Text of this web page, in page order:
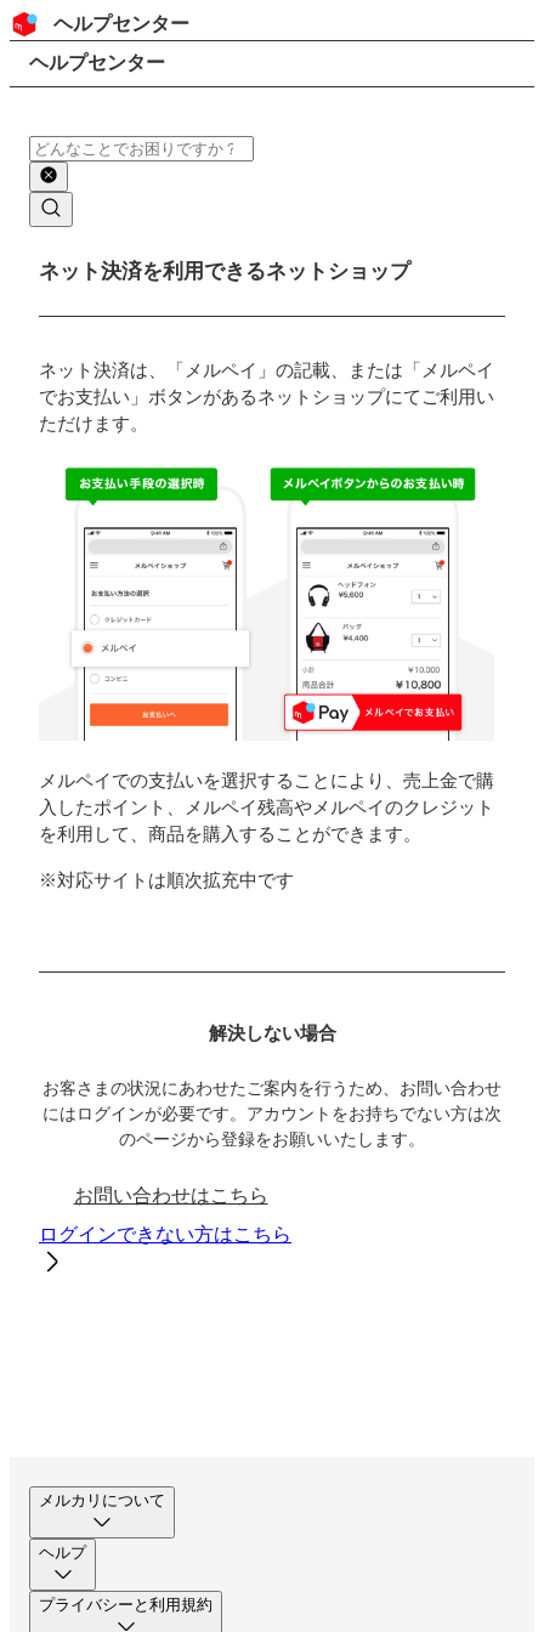
コンテンツにスキップ
ヘッダー
ヘルプセンター
検索
パンくずリスト
ヘルプセンター
検索
メインコンテンツ
ネット決済を利用できるネットショップ
ネット決済は、「メルペイ」の記載、または「メルペイ
でお支払い」ボタンがあるネットショップにてご利用い
ただけます。
メルペイでの支払いを選択することにより、売上金で購
入したポイント、メルペイ残高やメルペイのクレジット
を利用して、商品を購入することができます。
※対応サイトは順次拡充中です
解決しない場合
お客さまの状況にあわせたご案内を行うため、お問い合わせ
にはログインが必要です。アカウントをお持ちでない方は次
のページから登録をお願いいたします。
お問い合わせはこちら
ログインできない方はこちら
メルカリについて
ヘルプ
プライバシーと利用規約